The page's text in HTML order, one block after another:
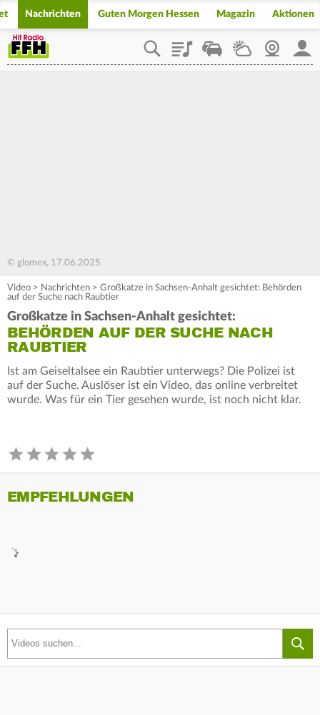
Nachrichten Guten Morgen Hessen Magazin Aktionen
PlaylistStaupilotWetterWebcam
© glomex, 17.06.2025
Video > Nachrichten > Großkatze in Sachsen-Anhalt gesichtet: Behörden
auf der Suche nach Raubtier
Großkatze in Sachsen-Anhalt gesichtet:
BEHÖRDEN AUF DER SUCHE NACH
RAUBTIER
Ist am Geiseltalsee ein Raubtier unterwegs? Die Polizei ist
auf der Suche. Auslöser ist ein Video, das online verbreitet
wurde. Was für ein Tier gesehen wurde, ist noch nicht klar.
EMPFEHLUNGEN